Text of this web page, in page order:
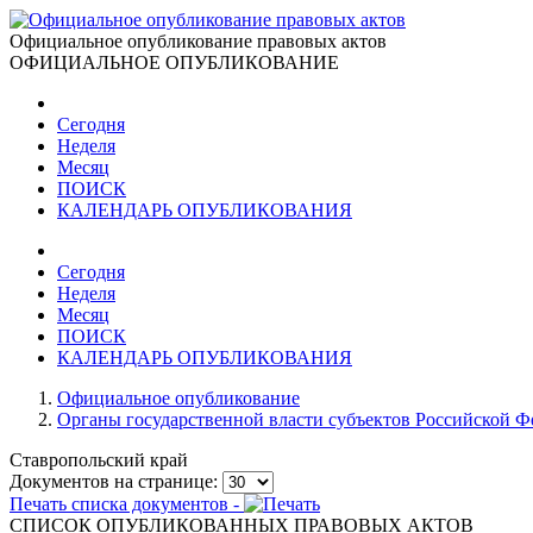
Официальное опубликование правовых актов
ОФИЦИАЛЬНОЕ ОПУБЛИКОВАНИЕ
Сегодня
Неделя
Месяц
ПОИСК
КАЛЕНДАРЬ ОПУБЛИКОВАНИЯ
Сегодня
Неделя
Месяц
ПОИСК
КАЛЕНДАРЬ ОПУБЛИКОВАНИЯ
Официальное опубликование
Органы государственной власти субъектов Российской
Ставропольский край
Документов на странице:
Печать списка документов -
СПИСОК ОПУБЛИКОВАННЫХ ПРАВОВЫХ АКТОВ